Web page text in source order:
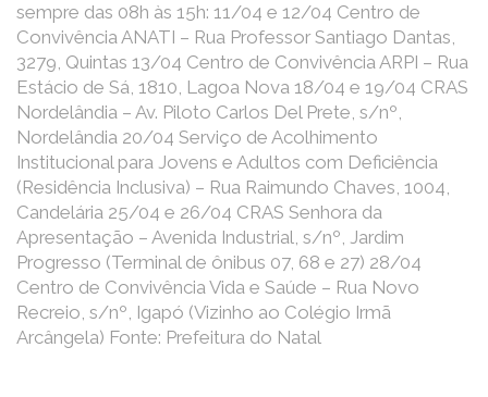
sempre das 08h às 15h: 11/04 e 12/04 Centro de
Convivência ANATI – Rua Professor Santiago Dantas,
3279, Quintas 13/04 Centro de Convivência ARPI – Rua
Estácio de Sá, 1810, Lagoa Nova 18/04 e 19/04 CRAS
Nordelândia – Av. Piloto Carlos Del Prete, s/nº,
Nordelândia 20/04 Serviço de Acolhimento
Institucional para Jovens e Adultos com Deficiência
(Residência Inclusiva) – Rua Raimundo Chaves, 1004,
Candelária 25/04 e 26/04 CRAS Senhora da
Apresentação – Avenida Industrial, s/nº, Jardim
Progresso (Terminal de ônibus 07, 68 e 27) 28/04
Centro de Convivência Vida e Saúde – Rua Novo
Recreio, s/nº, Igapó (Vizinho ao Colégio Irmã
Arcângela) Fonte: Prefeitura do Natal